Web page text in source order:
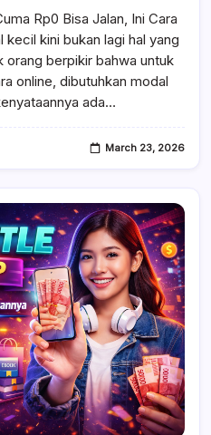
Modal
Rp0 Bisa Jalan, Ini Cara
kini bukan lagi hal yang
orang berpikir bahwa untuk
online, dibutuhkan modal
ada…
March 23, 2026